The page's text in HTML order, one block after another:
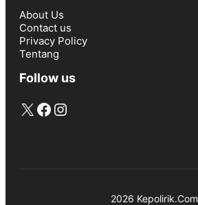
About Us
Contact us
Privacy Policy
Tentang
Follow us
X Facebook
Instagram
2026 Kepolirik.Com